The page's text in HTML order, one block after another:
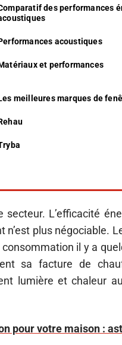
des performances
acoustiques
et performances
meilleures marques de
L’efficacité
plus négociable.
il y a
sa facture de
lumière et chaleur
pour votre maison :